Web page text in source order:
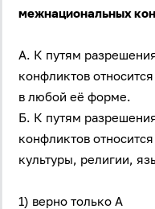
межнациональных
А. К путям
конфликтов
в любой её форме.
Б. К путям
конфликтов
культуры, религии,
1) верно только А